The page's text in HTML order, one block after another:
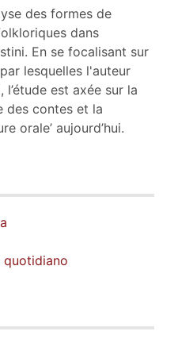
des formes de
dans
En se focalisant sur
lesquelles l'auteur
est axée sur la
des contes et la
orale’ aujourd’hui.
quotidiano